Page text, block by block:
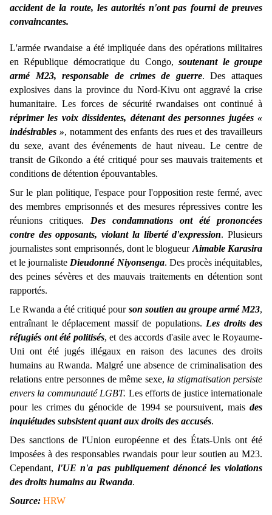
accident de la route, les autorités n'ont pas fourni de preuves
convaincantes.
L'armée rwandaise a été impliquée dans des opérations militaires
en République démocratique du Congo, soutenant le groupe
armé M23, responsable de crimes de guerre. Des attaques
explosives dans la province du Nord-Kivu ont aggravé la crise
humanitaire. Les forces de sécurité rwandaises ont continué à
réprimer les voix dissidentes, détenant des personnes jugées «
indésirables », notamment des enfants des rues et des travailleurs
du sexe, avant des événements de haut niveau. Le centre de
transit de Gikondo a été critiqué pour ses mauvais traitements et
conditions de détention épouvantables.
Sur le plan politique, l'espace pour l'opposition reste fermé, avec
des membres emprisonnés et des mesures répressives contre les
réunions critiques. Des condamnations ont été prononcées
contre des opposants, violant la liberté d'expression.Plusieurs
journalistes sont emprisonnés, dont le blogueur Aimable Karasira
et le journaliste Dieudonné Niyonsenga. Des procès inéquitables,
des peines sévères et des mauvais traitements en détention sont
rapportés.
Le Rwanda a été critiqué pour son soutien au groupe armé M23,
entraînant le déplacement massif de populations. Les droits des
réfugiés ont été politisés, et des accords d'asile avec le Royaume-
Uni ont été jugés illégaux en raison des lacunes des droits
humains au Rwanda. Malgré une absence de criminalisation des
relations entre personnes de même sexe, la stigmatisation persiste
envers la communauté LGBT. Les efforts de justice internationale
pour les crimes du génocide de 1994 se poursuivent, mais des
inquiétudes subsistent quant aux droits des accusés.
Des sanctions de l'Union européenne et des États-Unis ont été
imposées à des responsables rwandais pour leur soutien au M23.
Cependant, l'UE n'a pas publiquement dénoncé les violations
des droits humains au Rwanda.
Source: HRW